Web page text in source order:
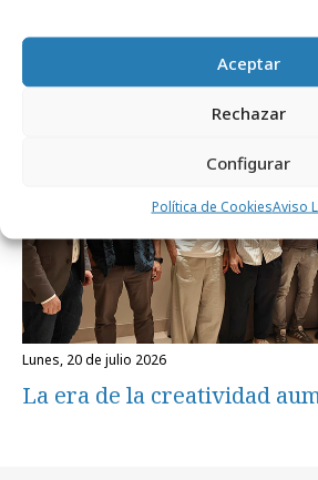
Aceptar
Rechazar
Configurar
Política de CookiesAviso
directamente dentro de ellas
lunes, 20 de julio 2026
La era de la creatividad